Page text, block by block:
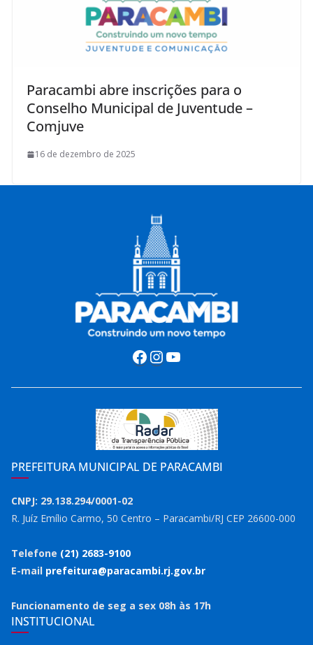
Paracambi abre inscrições para o
Conselho Municipal de Juventude –
Comjuve
16 de dezembro de 2025
Facebook
Instagram
Youtube
PREFEITURA MUNICIPAL DE PARACAMBI
CNPJ: 29.138.294/0001-02
R. Juíz Emílio Carmo, 50 Centro – Paracambi/RJ CEP 26600-000
Telefone (21) 2683-9100
E-mail prefeitura@paracambi.rj.gov.br
Funcionamento de seg a sex 08h às 17h
INSTITUCIONAL